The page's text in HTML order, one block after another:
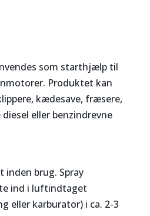
som starthjælp til
Produktet kan
kædesave, fræsere,
eller benzindrevne
inden brug. Spray
ind i luftindtaget
eller karburator) i ca. 2-3